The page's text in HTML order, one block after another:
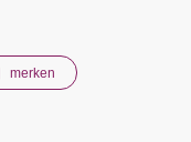
merken